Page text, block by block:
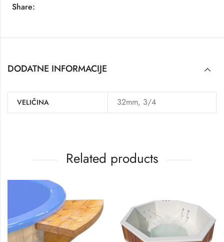
Share:
DODATNE INFORMACIJE
VELIČINA 32mm, 3/4
Related products